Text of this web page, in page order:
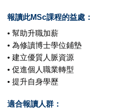
報讀此MSc課程的益處：
• 幫助升職加薪
• 為修讀博士學位鋪墊
• 建立優質人脈資源
• 促進個人職業轉型
• 提升自身學歷
適合報讀人群：